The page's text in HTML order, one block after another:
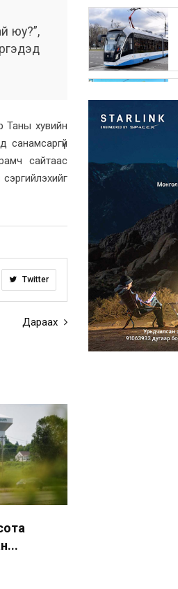
юу?”,
Таны хувийн
сайтаас
Twitter
Дараах